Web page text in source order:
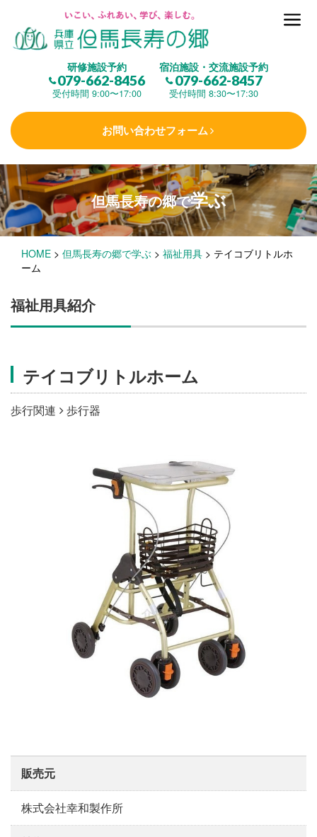
研修施設予約
079-662-8456
受付時間 9:00〜17:00
宿泊施設・交流施設予約
079-662-8457
受付時間 8:30〜17:30
お問い合わせフォーム
但馬長寿の郷とは
(研修施設)
楽しむ
学 ぶ(健康福祉)
泊まる(宿泊)
施設・料金
アクセス
但馬長寿の郷で学ぶ
HOME > 但馬長寿の郷で学ぶ > 福祉用具 > テイコブリトルホ
ーム
福祉用具紹介
テイコブリトルホーム
歩行関連 歩行器
販売元
株式会社幸和製作所